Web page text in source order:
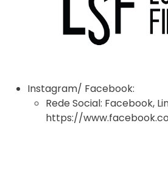
Instagram/ Facebook:
Rede Social: Facebook,
https://